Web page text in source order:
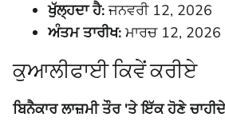
ਖੁੱਲ੍ਹਦਾ ਹੈ:ਜਨਵਰੀ 12, 2026
ਅੰਤਮ ਤਾਰੀਖ: ਮਾਰਚ 12, 2026
ਕੁਆਲੀਫਾਈ ਕਿਵੇਂ ਕਰੀਏ
ਬਿਨੈਕਾਰ ਲਾਜ਼ਮੀ ਤੌਰ 'ਤੇ ਇੱਕ ਹੋਣੇ